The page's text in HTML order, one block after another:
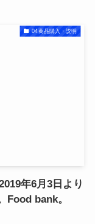
04商品購入・説明
年6月3日より
Food bank。